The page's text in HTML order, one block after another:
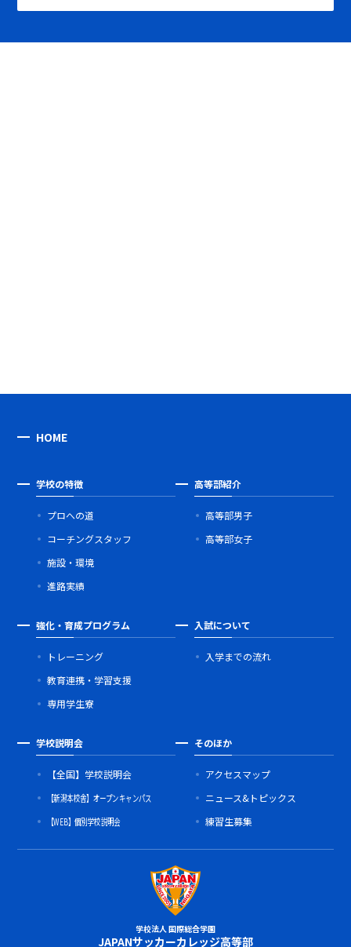
HOME
学校の特徴
プロへの道
コーチングスタッフ
施設・環境
進路実績
高等部紹介
高等部男子
高等部女子
強化・育成プログラム
トレーニング
教育連携・学習支援
専用学生寮
入試について
入学までの流れ
学校説明会
【全国】学校説明会
【新潟本校舎】オープンキャンパス
【WEB】個別学校説明会
そのほか
アクセスマップ
ニュース&トピックス
練習生募集
学校法人 国際総合学園
JAPANサッカーカレッジ高等部